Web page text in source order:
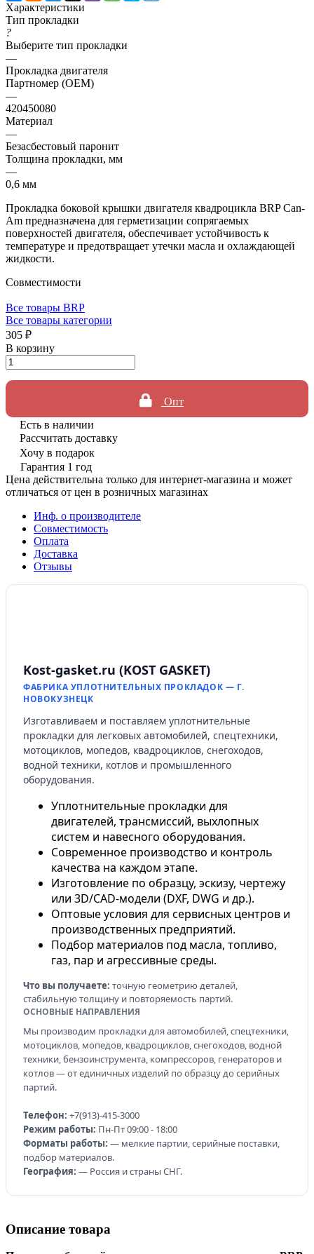
Характеристики
Тип прокладки
?
Выберите тип прокладки
—
Прокладка двигателя
Партномер (OEM)
—
420450080
Материал
—
Безасбестовый паронит
Толщина прокладки, мм
—
0,6 мм
Прокладка боковой крышки двигателя квадроцикла BRP Can-
Am предназначена для герметизации сопрягаемых
поверхностей двигателя, обеспечивает устойчивость к
температуре и предотвращает утечки масла и охлаждающей
жидкости.
Совместимости
Все товары BRP
Все товары категории
305 ₽
В корзину
Опт
Есть в наличии
Рассчитать доставку
Хочу в подарок
Гарантия 1 год
Цена действительна только для интернет-магазина и может
отличаться от цен в розничных магазинах
Инф. о производителе
Совместимость
Оплата
Доставка
Отзывы
Kost-gasket.ru (KOST GASKET)
ФАБРИКА УПЛОТНИТЕЛЬНЫХ ПРОКЛАДОК — Г.
НОВОКУЗНЕЦК
Изготавливаем и поставляем уплотнительные
прокладки для легковых автомобилей, спецтехники,
мотоциклов, мопедов, квадроциклов, снегоходов,
водной техники, котлов и промышленного
оборудования.
Уплотнительные прокладки для
двигателей, трансмиссий, выхлопных
систем и навесного оборудования.
Современное производство и контроль
качества на каждом этапе.
Изготовление по образцу, эскизу, чертежу
или 3D/CAD-модели (DXF, DWG и др.).
Оптовые условия для сервисных центров и
производственных предприятий.
Подбор материалов под масла, топливо,
газ, пар и агрессивные среды.
Что вы получаете: точную геометрию деталей,
стабильную толщину и повторяемость партий.
ОСНОВНЫЕ НАПРАВЛЕНИЯ
Мы производим прокладки для автомобилей, спецтехники,
мотоциклов, мопедов, квадроциклов, снегоходов, водной
техники, бензоинструмента, компрессоров, генераторов и
котлов — от единичных изделий по образцу до серийных
партий.
Телефон: +7(913)-415-3000
Режим работы: Пн-Пт 09:00 - 18:00
Форматы работы: — мелкие партии, серийные поставки,
подбор материалов.
География: — Россия и страны СНГ.
Описание товара